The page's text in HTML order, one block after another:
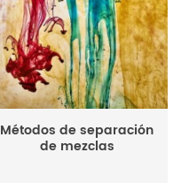
Métodos de separación
de mezclas